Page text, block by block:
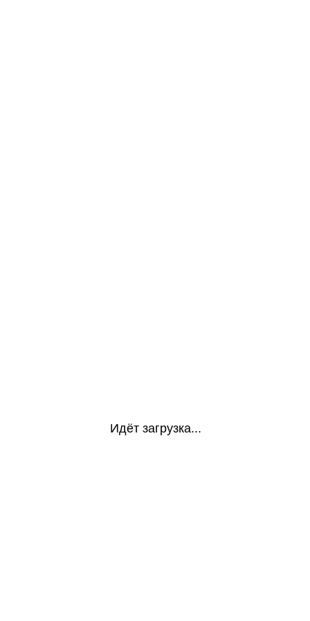
Идёт загрузка...